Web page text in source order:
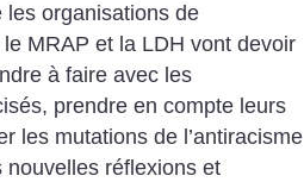
les organisations de
le MRAP et la LDH vont devoir
à faire avec les
prendre en compte leurs
les mutations de l’antiracisme
nouvelles réflexions et